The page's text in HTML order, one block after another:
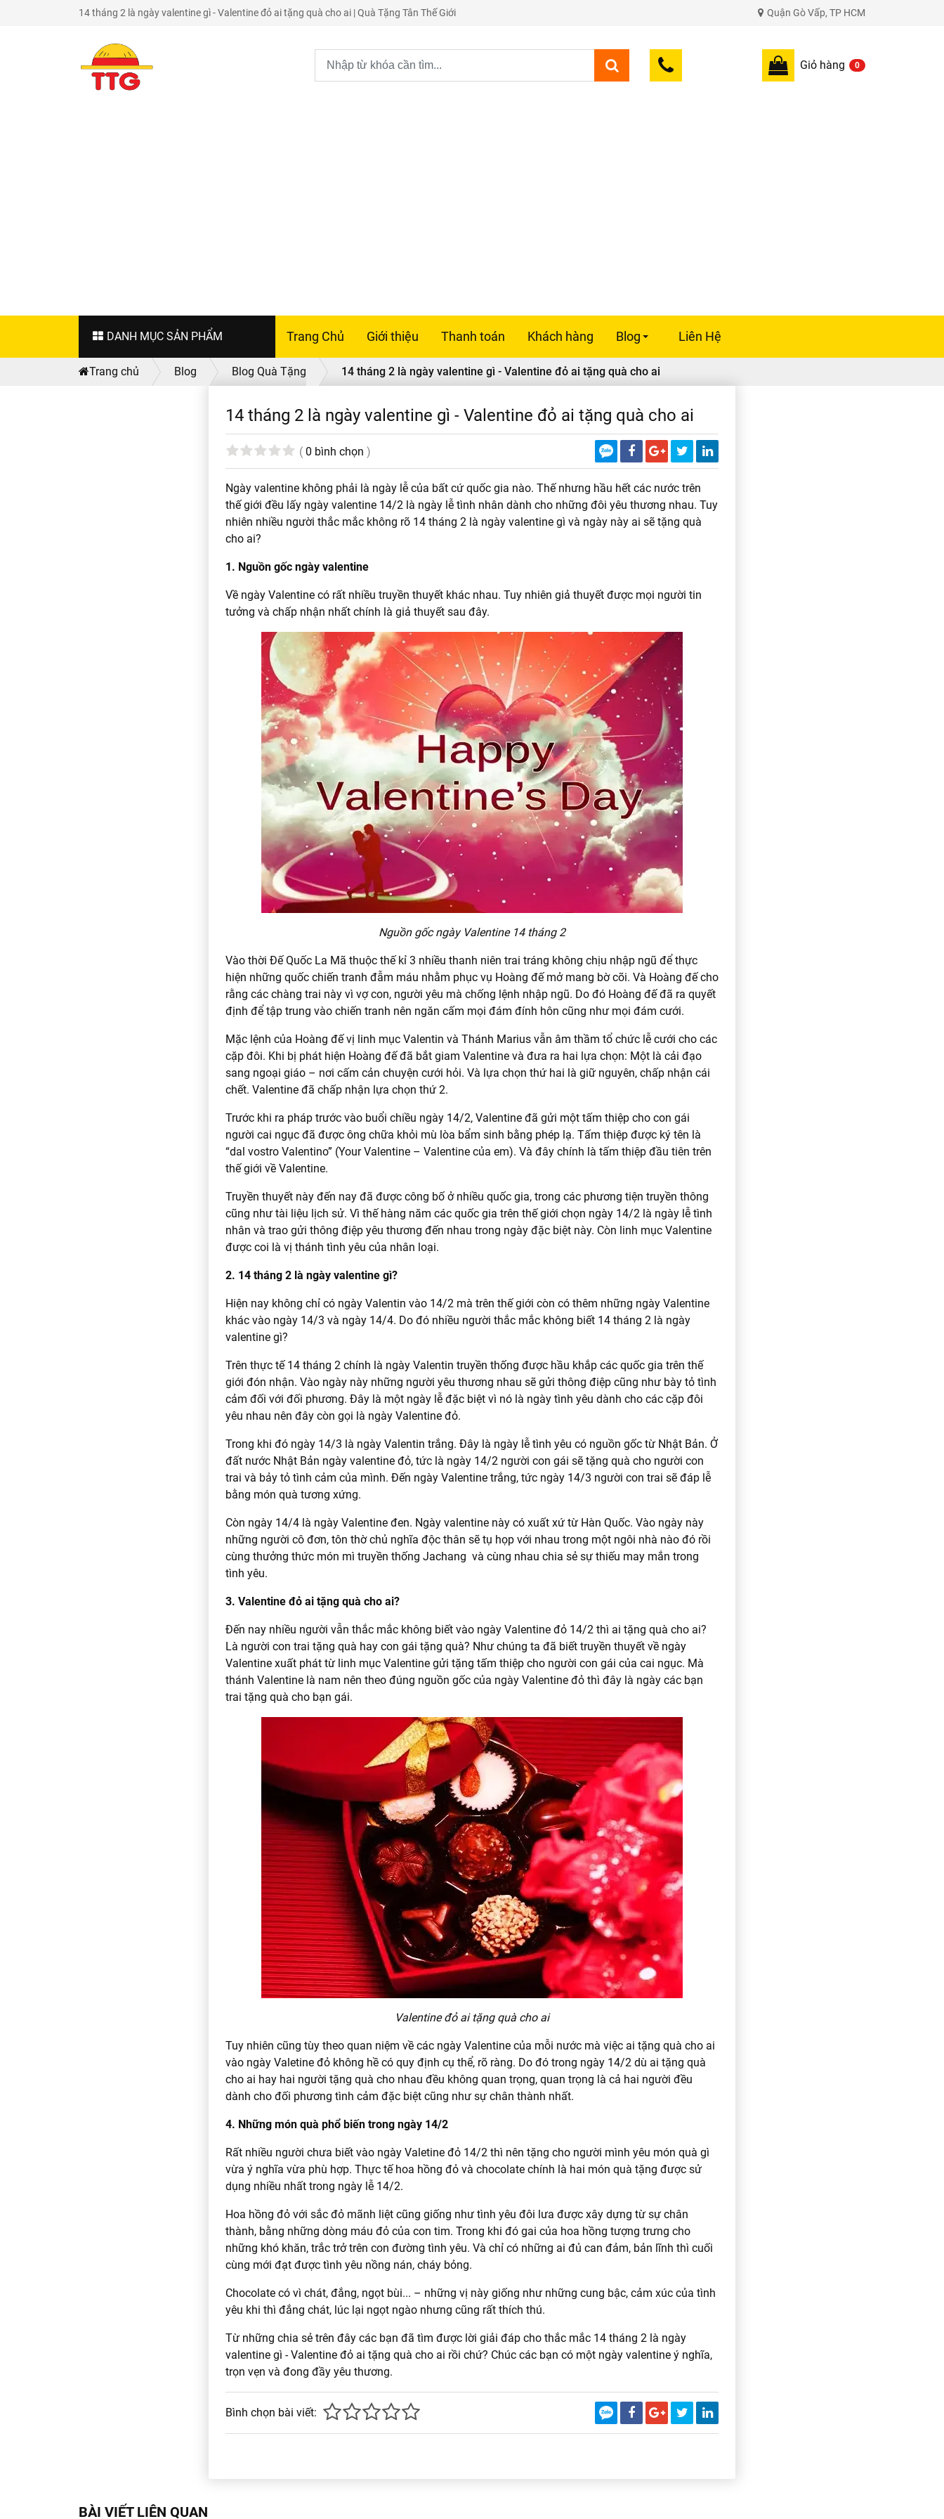
14 tháng 2 là ngày valentine gì - Valentine đỏ ai tặng quà cho ai | Quà Tặng Tân Thế Giới Quận Gò Vấp, TP HCM
Giỏ hàng 0
DANH MỤC SẢN PHẨM Trang Chủ Giới thiệu Thanh toán Khách hàng Blog Liên Hệ
Trang chủ Blog Blog Quà Tặng 14 tháng 2 là ngày valentine gì - Valentine đỏ ai tặng quà cho ai
14 tháng 2 là ngày valentine gì - Valentine đỏ ai tặng quà cho ai
( 0 bình chọn )
Ngày valentine không phải là ngày lễ của bất cứ quốc gia nào. Thế nhưng hầu hết các nước trên
thế giới đều lấy ngày valentine 14/2 là ngày lễ tình nhân dành cho những đôi yêu thương nhau. Tuy
nhiên nhiều người thắc mắc không rõ 14 tháng 2 là ngày valentine gì và ngày này ai sẽ tặng quà
cho ai?
1. Nguồn gốc ngày valentine
Về ngày Valentine có rất nhiều truyền thuyết khác nhau. Tuy nhiên giả thuyết được mọi người tin
tưởng và chấp nhận nhất chính là giả thuyết sau đây.
Nguồn gốc ngày Valentine 14 tháng 2
Vào thời Đế Quốc La Mã thuộc thế kỉ 3 nhiều thanh niên trai tráng không chịu nhập ngũ để thực
hiện những quốc chiến tranh đẫm máu nhằm phục vụ Hoàng đế mở mang bờ cõi. Và Hoàng đế cho
rằng các chàng trai này vì vợ con, người yêu mà chống lệnh nhập ngũ. Do đó Hoàng đế đã ra quyết
định để tập trung vào chiến tranh nên ngăn cấm mọi đám đính hôn cũng như mọi đám cưới.
Mặc lệnh của Hoàng đế vị linh mục Valentin và Thánh Marius vẫn âm thầm tổ chức lễ cưới cho các
cặp đôi. Khi bị phát hiện Hoàng đế đã bắt giam Valentine và đưa ra hai lựa chọn: Một là cải đạo
sang ngoại giáo – nơi cấm cản chuyện cưới hỏi. Và lựa chọn thứ hai là giữ nguyên, chấp nhận cái
chết. Valentine đã chấp nhận lựa chọn thứ 2.
Trước khi ra pháp trước vào buổi chiều ngày 14/2, Valentine đã gửi một tấm thiệp cho con gái
người cai ngục đã được ông chữa khỏi mù lòa bẩm sinh bằng phép lạ. Tấm thiệp được ký tên là
“dal vostro Valentino” (Your Valentine – Valentine của em). Và đây chính là tấm thiệp đầu tiên trên
thế giới về Valentine.
Truyền thuyết này đến nay đã được công bố ở nhiều quốc gia, trong các phương tiện truyền thông
cũng như tài liệu lịch sử. Vì thế hàng năm các quốc gia trên thế giới chọn ngày 14/2 là ngày lễ tình
nhân và trao gửi thông điệp yêu thương đến nhau trong ngày đặc biệt này. Còn linh mục Valentine
được coi là vị thánh tình yêu của nhân loại.
2. 14 tháng 2 là ngày valentine gì?
Hiện nay không chỉ có ngày Valentin vào 14/2 mà trên thế giới còn có thêm những ngày Valentine
khác vào ngày 14/3 và ngày 14/4. Do đó nhiều người thắc mắc không biết 14 tháng 2 là ngày
valentine gì?
Trên thực tế 14 tháng 2 chính là ngày Valentin truyền thống được hầu khắp các quốc gia trên thế
giới đón nhận. Vào ngày này những người yêu thương nhau sẽ gửi thông điệp cũng như bày tỏ tình
cảm đối với đối phương. Đây là một ngày lễ đặc biệt vì nó là ngày tình yêu dành cho các cặp đôi
yêu nhau nên đây còn gọi là ngày Valentine đỏ.
Trong khi đó ngày 14/3 là ngày Valentin trắng. Đây là ngày lễ tình yêu có nguồn gốc từ Nhật Bản. Ở
đất nước Nhật Bản ngày valentine đỏ, tức là ngày 14/2 người con gái sẽ tặng quà cho người con
trai và bảy tỏ tình cảm của mình. Đến ngày Valentine trắng, tức ngày 14/3 người con trai sẽ đáp lễ
bằng món quà tương xứng.
Còn ngày 14/4 là ngày Valentine đen. Ngày valentine này có xuất xứ từ Hàn Quốc. Vào ngày này
những người cô đơn, tôn thờ chủ nghĩa độc thân sẽ tụ họp với nhau trong một ngôi nhà nào đó rồi
cùng thưởng thức món mì truyền thống Jachang và cùng nhau chia sẻ sự thiếu may mắn trong
tình yêu.
3. Valentine đỏ ai tặng quà cho ai?
Đến nay nhiều người vẫn thắc mắc không biết vào ngày Valentine đỏ 14/2 thì ai tặng quà cho ai?
Là người con trai tặng quà hay con gái tặng quà? Như chúng ta đã biết truyền thuyết về ngày
Valentine xuất phát từ linh mục Valentine gửi tặng tấm thiệp cho người con gái của cai ngục. Mà
thánh Valentine là nam nên theo đúng nguồn gốc của ngày Valentine đỏ thì đây là ngày các bạn
trai tặng quà cho bạn gái.
Valentine đỏ ai tặng quà cho ai
Tuy nhiên cũng tùy theo quan niệm về các ngày Valentine của mỗi nước mà việc ai tặng quà cho ai
vào ngày Valetine đỏ không hề có quy định cụ thể, rõ ràng. Do đó trong ngày 14/2 dù ai tặng quà
cho ai hay hai người tặng quà cho nhau đều không quan trọng, quan trọng là cả hai người đều
dành cho đối phương tình cảm đặc biệt cũng như sự chân thành nhất.
4. Những món quà phổ biến trong ngày 14/2
Rất nhiều người chưa biết vào ngày Valetine đỏ 14/2 thì nên tặng cho người mình yêu món quà gì
vừa ý nghĩa vừa phù hợp. Thực tế hoa hồng đỏ và chocolate chính là hai món quà tặng được sử
dụng nhiều nhất trong ngày lễ 14/2.
Hoa hồng đỏ với sắc đỏ mãnh liệt cũng giống như tình yêu đôi lưa được xây dựng từ sự chân
thành, bằng những dòng máu đỏ của con tim. Trong khi đó gai của hoa hồng tượng trưng cho
những khó khăn, trắc trở trên con đường tình yêu. Và chỉ có những ai đủ can đảm, bản lĩnh thì cuối
cùng mới đạt được tình yêu nồng nán, cháy bỏng.
Chocolate có vì chát, đắng, ngọt bùi... – những vị này giống như những cung bậc, cảm xúc của tình
yêu khi thì đắng chát, lúc lại ngọt ngào nhưng cũng rất thích thú.
Từ những chia sẻ trên đây các bạn đã tìm được lời giải đáp cho thắc mắc 14 tháng 2 là ngày
valentine gì - Valentine đỏ ai tặng quà cho ai rồi chứ? Chúc các bạn có một ngày valentine ý nghĩa,
trọn vẹn và đong đầy yêu thương.
Bình chọn bài viết:
BÀI VIẾT LIÊN QUAN